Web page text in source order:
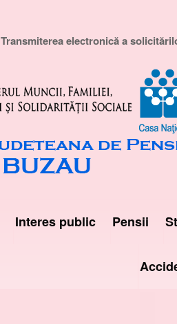
Transmiterea electronică a
Interes public Pensii